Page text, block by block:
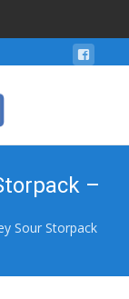
–
Sour Storpack